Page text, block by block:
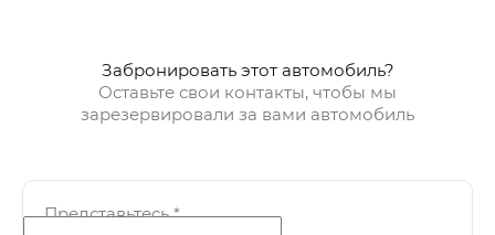
Забронировать этот автомобиль?
Оставьте свои контакты, чтобы мы
зарезервировали за вами автомобиль
Представьтесь*